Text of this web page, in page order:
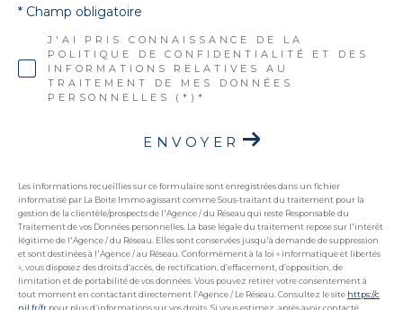
J'AI PRIS CONNAISSANCE DE LA
POLITIQUE DE CONFIDENTIALITÉ ET DES
INFORMATIONS RELATIVES AU
TRAITEMENT DE MES DONNÉES
PERSONNELLES (*)*
* Champ obligatoire
ENVOYER
Les informations recueillies sur ce formulaire sont enregistrées dans un fichier
informatisé par La Boite Immo agissant comme Sous-traitant du traitement pour la
gestion de la clientèle/prospects de l'Agence / du Réseau qui reste Responsable du
Traitement de vos Données personnelles. La base légale du traitement repose sur l'intérêt
légitime de l'Agence / du Réseau. Elles sont conservées jusqu'à demande de suppression
et sont destinées à l'Agence / au Réseau. Conformément à la loi « informatique et libertés
», vous disposez des droits d’accès, de rectification, d’effacement, d’opposition, de
limitation et de portabilité de vos données. Vous pouvez retirer votre consentement à
tout moment en contactant directement l’Agence / Le Réseau. Consultez le site https://c